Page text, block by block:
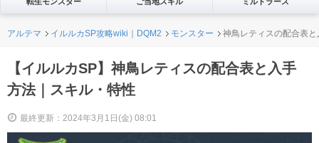
アルテマ イルルカSP攻略wiki｜DQM2 モンスター 神鳥レティスの配合表
【イルルカSP】神鳥レティスの配合表と入手
方法｜スキル・特性
最終更新：2024年3月1日(金) 08:01